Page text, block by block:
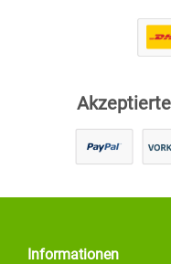
Informationen